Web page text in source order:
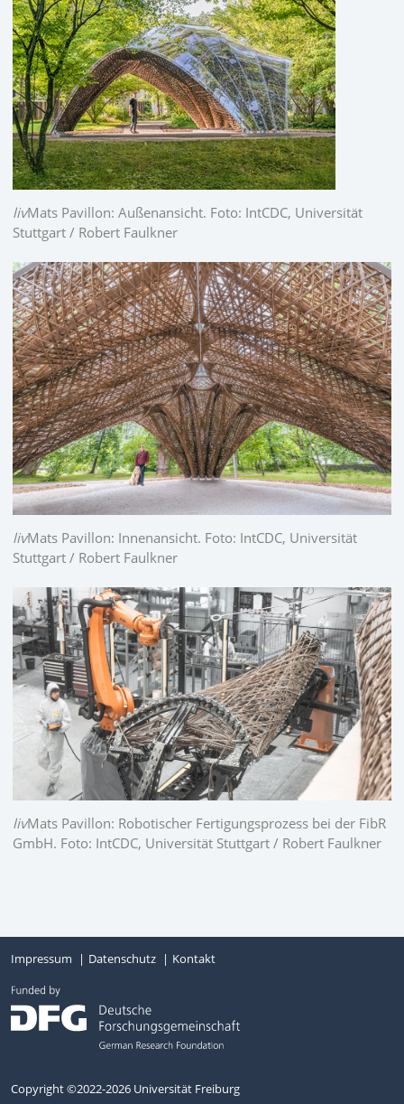
livMats Pavillon: Außenansicht. Foto: IntCDC, Universität
Stuttgart / Robert Faulkner
livMats Pavillon: Innenansicht. Foto: IntCDC, Universität
Stuttgart / Robert Faulkner
livMats Pavillon: Robotischer Fertigungsprozess bei der FibR
GmbH. Foto: IntCDC, Universität Stuttgart / Robert Faulkner
Impressum Datenschutz Kontakt
Copyright ©2022-2026 Universität Freiburg